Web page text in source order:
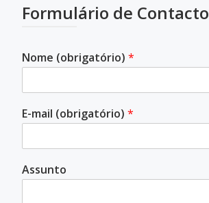
Formulário de Contacto
Nome (obrigatório) *
E-mail (obrigatório) *
Assunto